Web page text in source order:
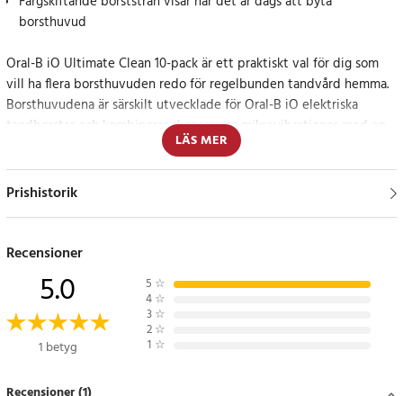
borsthuvud
Oral-B iO Ultimate Clean 10-pack är ett praktiskt val för dig som
vill ha flera borsthuvuden redo för regelbunden tandvård hemma.
Borsthuvudena är särskilt utvecklade för Oral-B iO elektriska
tandborstar och kombinerar skonsamma mikrovibrationer med en
rund form som är inspirerad av tandläkare.
De vinklade borststråna på 16 grader hjälper till att nå
hjälper till att avlägsna upp till 100 % mer plack än en vanlig
skydda tandköttet vid daglig användning.
Färgskiftande borststrån för enklare byte
LÄS MER
Prishistorik
Recensioner
5.0
1 betyg
5 ☆
4 ☆
3 ☆
2 ☆
1 ☆